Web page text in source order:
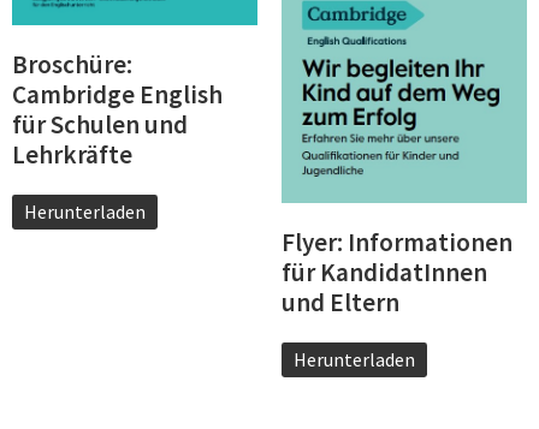
Broschüre:
Cambridge English
für Schulen und
Lehrkräfte
Herunterladen
Flyer: Informationen
für KandidatInnen
und Eltern
Herunterladen